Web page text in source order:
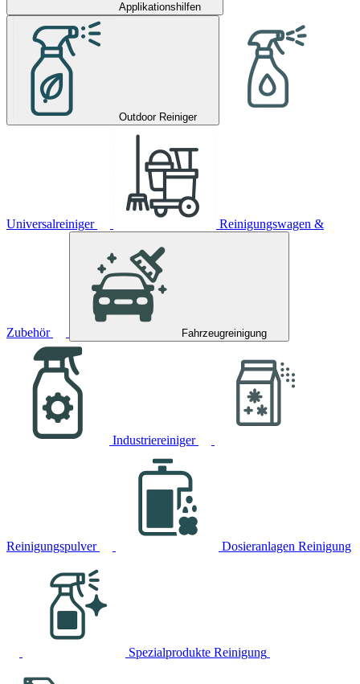
Applikationshilfen
Outdoor Reiniger
Universalreiniger Reinigungswagen &
Zubehör Fahrzeugreinigung
Industriereiniger
Reinigungspulver Dosieranlagen Reinigung
Spezialprodukte Reinigung